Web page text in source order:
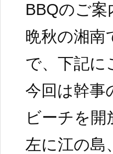
BBQのご案
晩秋の湘南
で、下記に
今回は幹事
ビーチを
左に江の島